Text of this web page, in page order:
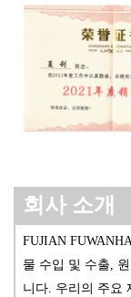
회사 소개
FUJIAN
물 수입 및 수출,
니다. 우리의 주요